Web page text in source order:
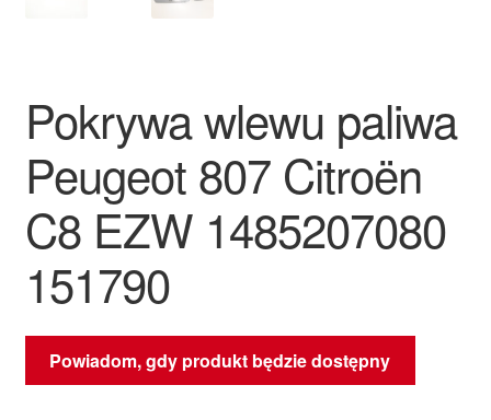
Zasady i warunki
Pokrywa wlewu paliwa
Peugeot 807 Citroën
C8 EZW 1485207080
151790
Powiadom, gdy produkt będzie dostępny